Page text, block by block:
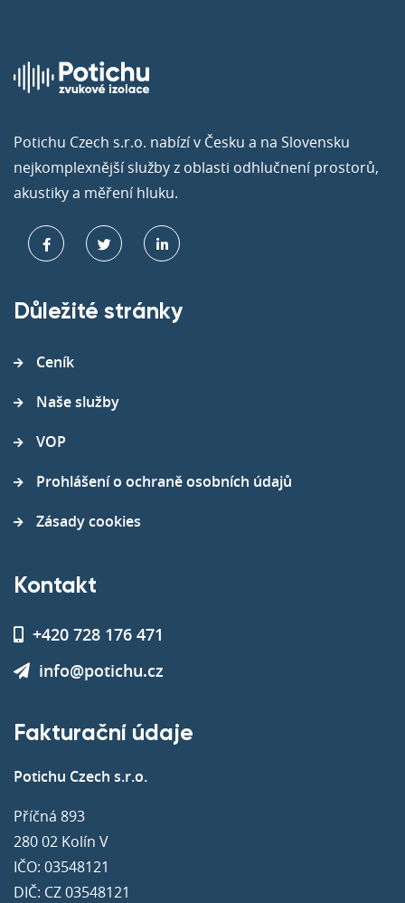
Potichu Czech s.r.o. nabízí v Česku a na Slovensku
nejkomplexnější služby z oblasti odhlučnení prostorů,
akustiky a měření hluku.
Důležité stránky
Ceník
Naše služby
VOP
Prohlášení o ochraně osobních údajů
Zásady cookies
Kontakt
+420 728 176 471
info@potichu.cz
Fakturační údaje
Potichu Czech s.r.o.
Příčná 893
280 02 Kolín V
IČO: 03548121
DIČ: CZ 03548121